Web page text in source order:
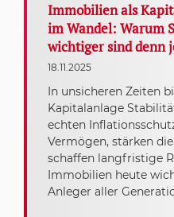
Immobilien als
im Wandel: Warum
wichtiger sind denn
18.11.2025
In unsicheren Zeiten
Kapitalanlage
echten
Vermögen, stärken
schaffen langfristige
Immobilien heute
Anleger aller